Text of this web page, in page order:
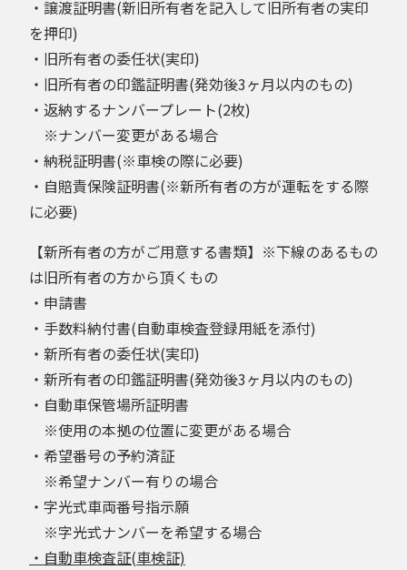
・譲渡証明書(新旧所有者を記入して旧所有者の実印
を押印)
・旧所有者の委任状(実印)
・旧所有者の印鑑証明書(発効後3ヶ月以内のもの)
・返納するナンバープレート(2枚)
※ナンバー変更がある場合
・納税証明書(※車検の際に必要)
・自賠責保険証明書(※新所有者の方が運転をする際
に必要)
【新所有者の方がご用意する書類】※下線のあるもの
は旧所有者の方から頂くもの
・申請書
・手数料納付書(自動車検査登録用紙を添付)
・新所有者の委任状(実印)
・新所有者の印鑑証明書(発効後3ヶ月以内のもの)
・自動車保管場所証明書
※使用の本拠の位置に変更がある場合
・希望番号の予約済証
※希望ナンバー有りの場合
・字光式車両番号指示願
※字光式ナンバーを希望する場合
・自動車検査証(車検証)